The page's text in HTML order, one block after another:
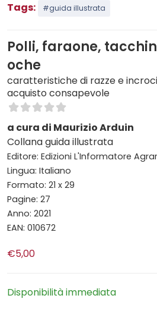
Tags:
#guida illustrata
Polli, faraone,
oche
caratteristiche di razze e
acquisto consapevole
a cura di Maurizio Arduin
Collana guida illustrata
Editore: Edizioni L'Informatore
Lingua: Italiano
Formato: 21 x 29
Pagine: 27
Anno: 2021
EAN: 010672
€5,00
Disponibilità immediata